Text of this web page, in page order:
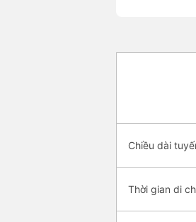
Chiều dài
Thời gian di